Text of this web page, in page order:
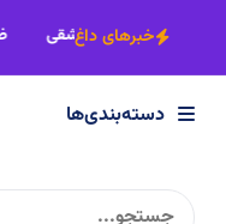
دسته‌بندی‌ها
سیاسی
خبرهای داغبیش از 2هزار زائر فیروزه‌ای راهی جاده عاشقی
دسته‌بندی‌ها